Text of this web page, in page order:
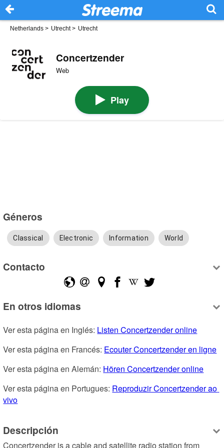
Netherlands > Utrecht> Utrecht
Concertzender
Web
Play
Géneros
Classical Electronic Information World
Contacto
En otros idiomas
Ver esta página en Inglés: Listen Concertzender online
Ver esta página en Francés: Ecouter Concertzender en ligne
Ver esta página en Alemán: Hören Concertzender online
Ver esta página en Portugues: Reproduzir Concertzender ao
vivo
Descripción
Concertzender is a cable and satellite radio station from